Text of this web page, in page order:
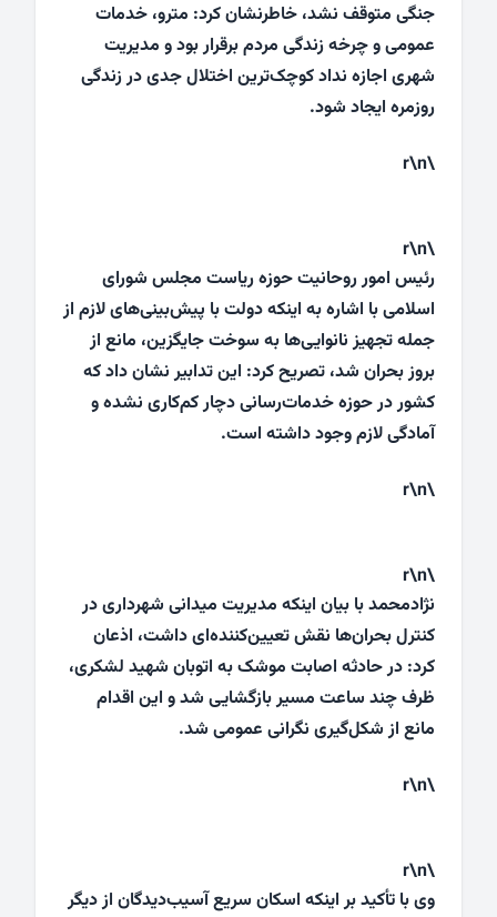
جنگی متوقف نشد، خاطرنشان کرد: مترو، خدمات
عمومی و چرخه زندگی مردم برقرار بود و مدیریت
شهری اجازه نداد کوچک‌ترین اختلال جدی در زندگی
روزمره ایجاد شود.
\r\n
\r\n
رئیس امور روحانیت حوزه ریاست مجلس شورای
اسلامی با اشاره به اینکه دولت با پیش‌بینی‌های لازم از
جمله تجهیز نانوایی‌ها به سوخت جایگزین، مانع از
بروز بحران شد، تصریح کرد: این تدابیر نشان داد که
کشور در حوزه خدمات‌رسانی دچار کم‌کاری نشده و
آمادگی لازم وجود داشته است.
\r\n
\r\n
نژادمحمد با بیان اینکه مدیریت میدانی شهرداری در
کنترل بحران‌ها نقش تعیین‌کننده‌ای داشت، اذعان
کرد: در حادثه اصابت موشک به اتوبان شهید لشکری،
ظرف چند ساعت مسیر بازگشایی شد و این اقدام
مانع از شکل‌گیری نگرانی عمومی شد.
\r\n
\r\n
وی با تأکید بر اینکه اسکان سریع آسیب‌دیدگان از دیگر